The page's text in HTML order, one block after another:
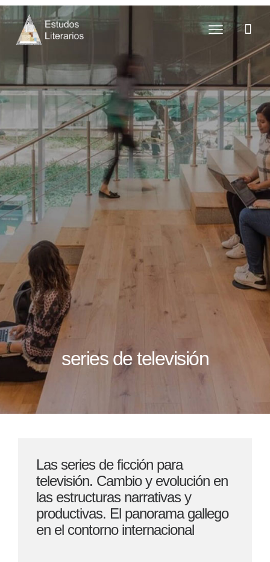
series de televisión
Las series de ficción para
televisión. Cambio y evolución en
las estructuras narrativas y
productivas. El panorama gallego
en el contorno internacional